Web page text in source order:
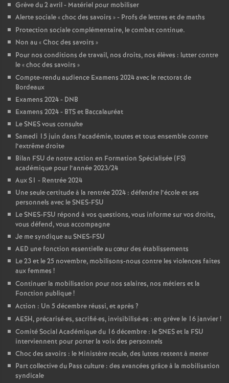
o
n
d
g
é
r
l
a
n
Grève du 2 avril - Matériel pour mobiliser
Alerte sociale «choc des savoirs » - Profs de lettres et de maths
Protection sociale complémentaire, le combat continue.
Non au «Choc des savoirs »
Pour nos conditions de travail, nos droits, nos élèves : lutter contre
le «choc des savoirs »
Compte-rendu audience Examens 2024 avec le rectorat de
Bordeaux
Examens 2024 - DNB
Examens 2024 - BTS et Baccalauréat
Le SNES vous consulte
Samedi 15 juin dans l’académie, toutes et tous ensemble contre
l’extrême droite
Bilan FSU de notre action en Formation Spécialisée (FS)
académique pour l’année 2023/24
Aux S1 - Rentrée 2024
Une seule certitude à la rentrée 2024 : défendre l’école et ses
personnels avec le SNES-FSU
Le SNES-FSU répond à vos questions, vous informe sur vos droits,
vous défend, vous accompagne
Je me syndique au SNES-FSU
AED une fonction essentielle au cœur des établissements
Le 23 et le 25 novembre, mobilisons-nous contre les violences faites
aux femmes !
Continuer la mobilisation pour nos salaires, nos métiers et la
Fonction publique!
Action : Un 5 décembre réussi, et après ?
AESH, précarisé·es, sacrifié·es, invisibilisé·es : en grève le 16 janvier!
Comité Social Académique du 16 décembre : le SNES et la FSU
interviennent pour porter la voix des personnels
Choc des savoirs : le Ministère recule, des luttes restent à mener
Part collective du Pass culture : des avancées grâce à la mobilisation
syndicale